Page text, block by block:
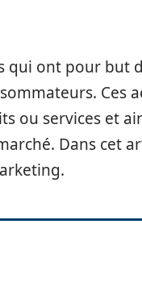
qui ont pour but
Ces
ou services et
Dans cet